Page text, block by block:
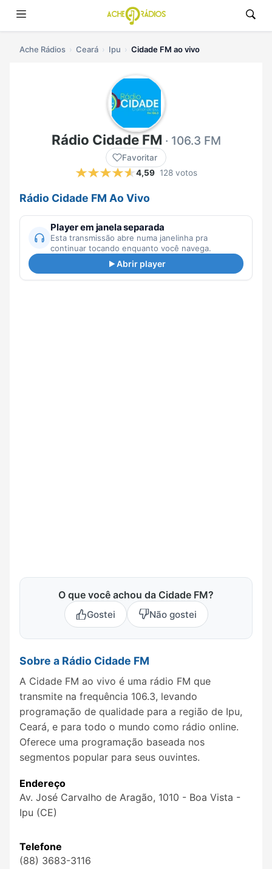
Ache Rádios Ceará Ipu Cidade FM ao vivo
Rádio Cidade FM · 106.3 FM
Favoritar
4,59 128 votos
Rádio Cidade FM Ao Vivo
Player em janela separada
Esta transmissão abre numa janelinha pra
continuar tocando enquanto você navega.
Abrir player
O que você achou da Cidade FM?
Gostei Não gostei
Sobre a Rádio Cidade FM
A Cidade FM ao vivo é uma rádio FM que
transmite na frequência 106.3, levando
programação de qualidade para a região de Ipu,
Ceará, e para todo o mundo como rádio online.
Oferece uma programação baseada nos
segmentos popular para seus ouvintes.
Endereço
Av. José Carvalho de Aragão, 1010 - Boa Vista -
Ipu (CE)
Telefone
(88) 3683-3116